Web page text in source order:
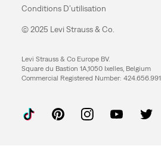
Conditions D’utilisation
© 2025 Levi Strauss & Co.
Levi Strauss & Co Europe BV.
Square du Bastion 1A,1050 Ixelles, Belgium
Commercial Registered Number: 424.656.991